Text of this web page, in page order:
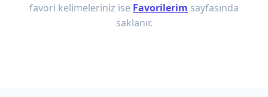
favori kelimeleriniz ise Favorilerim sayfasında
saklanır.